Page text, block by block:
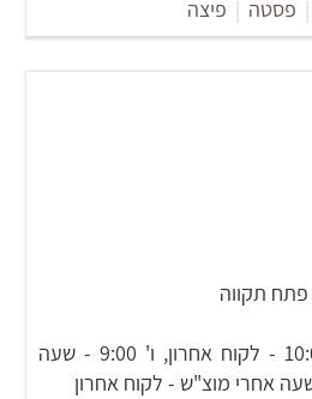
| פסטה | פיצה
שעות פתיחה: א'-ה' 10:00 - לקוח אחרון, ו' 9:00 - שעה
אחרי מוצ"ש - לקוח אחרון